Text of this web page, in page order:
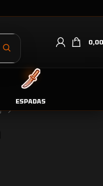
0,00
ESPADAS